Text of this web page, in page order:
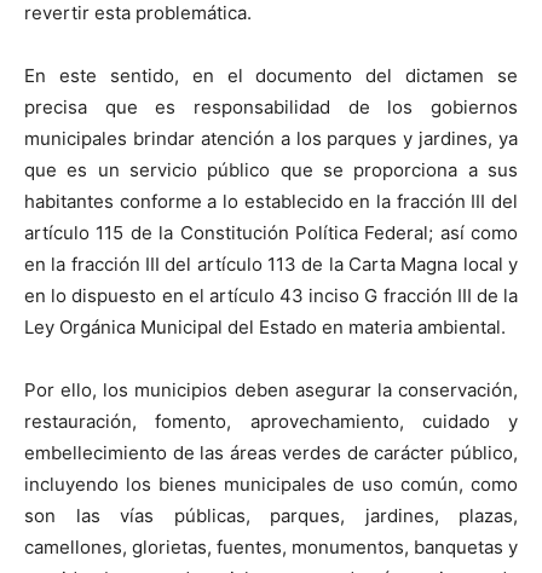
revertir esta problemática.
En este sentido, en el documento del dictamen se
precisa que es responsabilidad de los gobiernos
municipales brindar atención a los parques y jardines, ya
que es un servicio público que se proporciona a sus
habitantes conforme a lo establecido en la fracción III del
artículo 115 de la Constitución Política Federal; así como
en la fracción III del artículo 113 de la Carta Magna local y
en lo dispuesto en el artículo 43 inciso G fracción III de la
Ley Orgánica Municipal del Estado en materia ambiental.
Por ello, los municipios deben asegurar la conservación,
restauración, fomento, aprovechamiento, cuidado y
embellecimiento de las áreas verdes de carácter público,
incluyendo los bienes municipales de uso común, como
son las vías públicas, parques, jardines, plazas,
camellones, glorietas, fuentes, monumentos, banquetas y